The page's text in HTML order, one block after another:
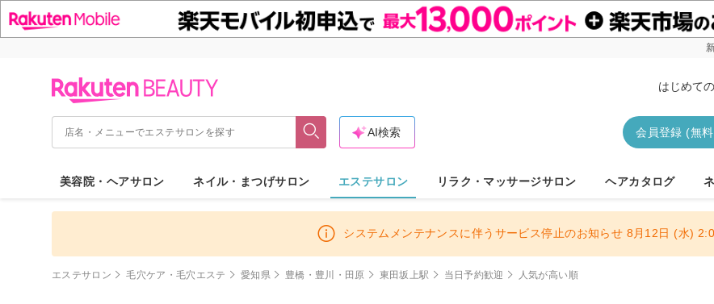
はじめて
会員登録 (無
AI検索
美容院・ヘアサロン ネイル・まつげサロン エステサロン リラク・マッサージサロン ヘアカタログ
システムメンテナンスに伴うサービス停止のお知らせ 8月12日 (水)
エステサロン 毛穴ケア・毛穴エステ 愛知県 豊橋・豊川・田原 東田坂上駅 当日予約歓迎 人気が高い順